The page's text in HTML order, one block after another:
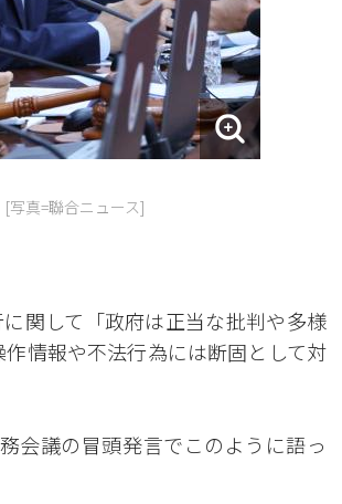
写真=聯合ニュース]
関して「政府は正当な批判や多様
情報や不法行為には断固として対
会議の冒頭発言でこのように語っ